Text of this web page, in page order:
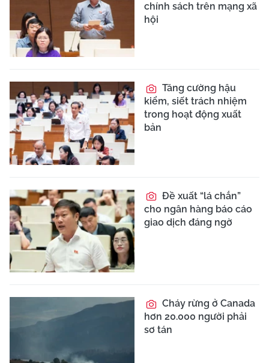
chính sách trên mạng xã
hội
Tăng cường hậu
kiểm, siết trách nhiệm
trong hoạt động xuất
bản
Đề xuất “lá chắn”
cho ngân hàng báo cáo
giao dịch đáng ngờ
Cháy rừng ở Canada
hơn 20.000 người phải
sơ tán